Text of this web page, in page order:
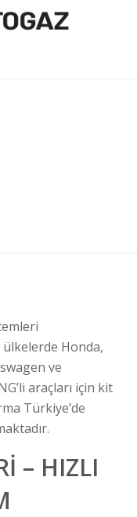
Honda,
ve
araçları için kit
Türkiye’de
– HIZLI